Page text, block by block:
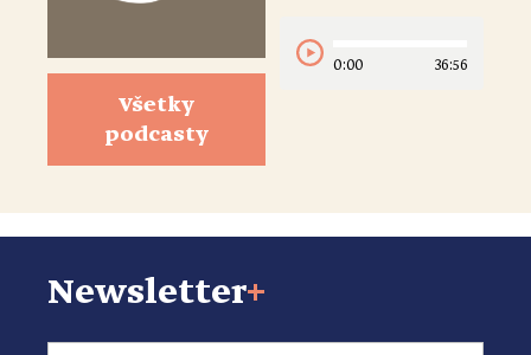
Všetky
podcasty
0:00 36:56
Newsletter+
Email